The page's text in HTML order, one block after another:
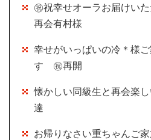
㊗祝幸せオーラお届けいた
再会有村様
幸せがいっぱいの冷＊様
す ㊗再開
懐かしい同級生と再会楽
達
お帰りなさい重ちゃんご